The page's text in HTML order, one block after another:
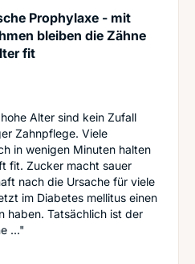
Prophylaxe - mit
bleiben die Zähne
fit
Alter sind kein Zufall
Zahnpflege. Viele
in wenigen Minuten halten
fit. Zucker macht sauer
nach die Ursache für viele
im Diabetes mellitus einen
haben. Tatsächlich ist der
..."
Prophylaxe - mit diesen